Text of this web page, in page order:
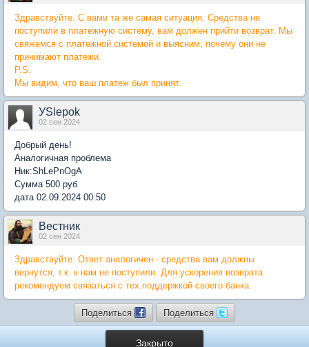
Здравствуйте. С вами та же самая ситуация. Средства не
поступили в платежную систему, вам должен прийти возврат. Мы
свяжемся с платежной системой и выясним, почему они не
принимают платежи.
P.S.
Мы видим, что ваш платеж был принят.
УSlepok
02 сен 2024
Добрый день!
Аналогичная проблема
Ник:ShLePnOgA
Сумма 500 руб
дата 02.09.2024 00:50
Вестник
02 сен 2024
Здравствуйте. Ответ аналогичен - средства вам должны
вернутся, т.к. к нам не поступили. Для ускорения возврата
рекомендуем связаться с тех.поддержкой своего банка.
Поделиться Поделиться
Закрыто